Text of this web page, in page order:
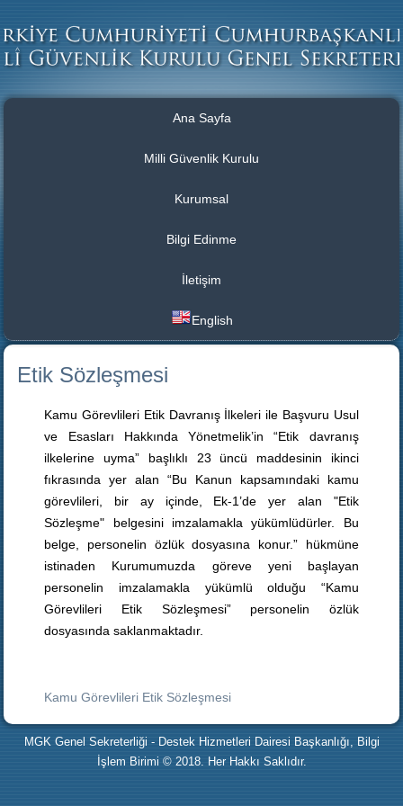
Ana Sayfa
Milli Güvenlik Kurulu
Kurumsal
Bilgi Edinme
İletişim
English
Etik Sözleşmesi
Kamu Görevlileri Etik Davranış İlkeleri ile Başvuru Usul
ve Esasları Hakkında Yönetmelik’in “Etik davranış
ilkelerine uyma” başlıklı 23 üncü maddesinin ikinci
fıkrasında yer alan “Bu Kanun kapsamındaki kamu
görevlileri, bir ay içinde, Ek-1’de yer alan "Etik
Sözleşme" belgesini imzalamakla yükümlüdürler. Bu
belge, personelin özlük dosyasına konur.” hükmüne
istinaden Kurumumuzda göreve yeni başlayan
personelin imzalamakla yükümlü olduğu “Kamu
Görevlileri Etik Sözleşmesi” personelin özlük
dosyasında saklanmaktadır.
Kamu Görevlileri Etik Sözleşmesi
MGK Genel Sekreterliği - Destek Hizmetleri Dairesi Başkanlığı, Bilgi
İşlem Birimi © 2018. Her Hakkı Saklıdır.